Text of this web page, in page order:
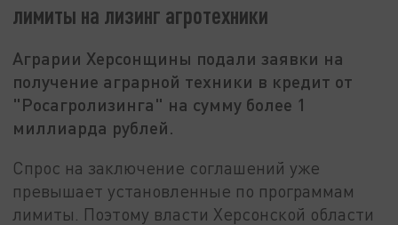
лимиты на лизинг агротехники
Аграрии Херсонщины подали заявки на
получение аграрной техники в кредит от
"Росагролизинга" на сумму более 1
миллиарда рублей.
Спрос на заключение соглашений уже
превышает установленные по программам
лимиты. Поэтому власти Херсонской области